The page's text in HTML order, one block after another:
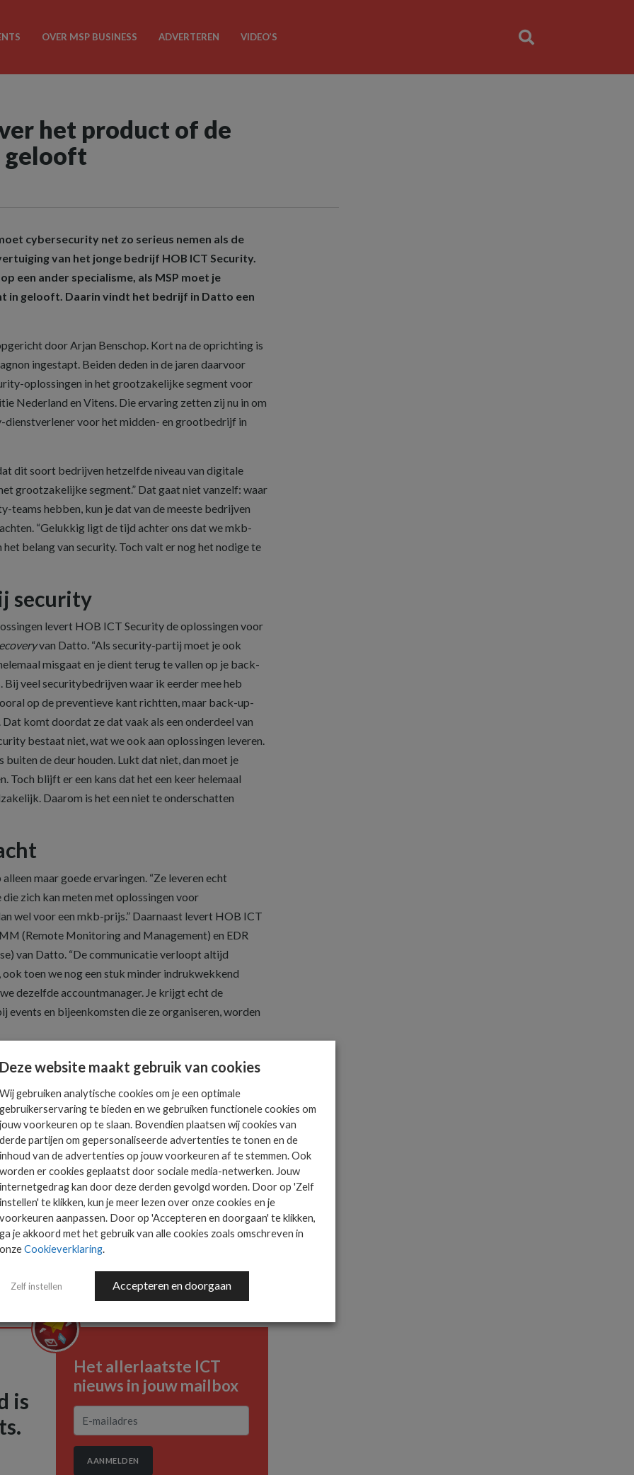
OVER MSP BUSINESS ADVERTEREN VIDEO’S
het product of de
gelooft
cybersecurity net zo serieus nemen als de
van het jonge bedrijf HOB ICT Security.
een ander specialisme, als MSP moet je
in gelooft. Daarin vindt het bedrijf in Datto een
door Arjan Benschop. Kort na de oprichting is
ingestapt. Beiden deden in de jaren daarvoor
oplossingen in het grootzakelijke segment voor
Nederland en Vitens. Die ervaring zetten zij nu in om
dienstverlener voor het midden- en grootbedrijf in
dit soort bedrijven hetzelfde niveau van digitale
grootzakelijke segment.” Dat gaat niet vanzelf: waar
teams hebben, kun je dat van de meeste bedrijven
“Gelukkig ligt de tijd achter ons dat we mkb-
belang van security. Toch valt er nog het nodige te
security
levert HOB ICT Security de oplossingen voor
van Datto. “Als security-partij moet je ook
misgaat en je dient terug te vallen op je back-
Bij veel securitybedrijven waar ik eerder mee heb
op de preventieve kant richtten, maar back-up-
komt doordat ze dat vaak als een onderdeel van
bestaat niet, wat we ook aan oplossingen leveren.
de deur houden. Lukt dat niet, dan moet je
Toch blijft er een kans dat het een keer helemaal
Daarom is het een niet te onderschatten
maar goede ervaringen. “Ze leveren echt
zich kan meten met oplossingen voor
wel voor een mkb-prijs.” Daarnaast levert HOB ICT
(Remote Monitoring and Management) en EDR
van Datto. “De communicatie verloopt altijd
toen we nog een stuk minder indrukwekkend
dezelfde accountmanager. Je krijgt echt de
events en bijeenkomsten die ze organiseren, worden
biedt, herkent Arjan in zijn eigen manier van
en diensten en geef je klanten net dat beetje extra.”
dat je duidelijke keuzes maakt. “Wij kiezen er bewust
provider (MSSP) te zijn. Cybersecurity is niet
onderdeel van. Een kenmerk van een goede
écht goed in bent en waarmee je je onderscheidt van
doen om je als msp te onderscheiden? Download
msp, in 8 stappen naar succes.’
is
Het allerlaatste ICT
nieuws in jouw mailbox
AANMELDEN
Deze website maakt gebruik van cookies
Wij gebruiken analytische cookies om je een optimale
gebruikerservaring te bieden en we gebruiken functionele cookies om
jouw voorkeuren op te slaan. Bovendien plaatsen wij cookies van
derde partijen om gepersonaliseerde advertenties te tonen en de
inhoud van de advertenties op jouw voorkeuren af te stemmen. Ook
worden er cookies geplaatst door sociale media-netwerken. Jouw
internetgedrag kan door deze derden gevolgd worden. Door op 'Zelf
instellen' te klikken, kun je meer lezen over onze cookies en je
voorkeuren aanpassen. Door op 'Accepteren en doorgaan' te klikken,
ga je akkoord met het gebruik van alle cookies zoals omschreven in
onzeCookieverklaring.
Zelf instellen Accepteren en doorgaan